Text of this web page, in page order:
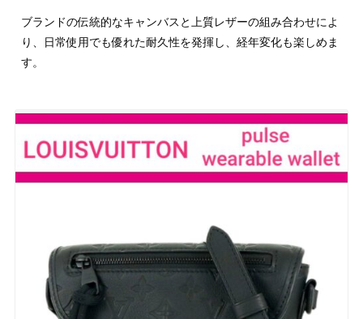
ブランドの伝統的なキャンバスと上質レザーの組み合わせによ
り、日常使用でも優れた耐久性を発揮し、経年変化も楽しめま
す。